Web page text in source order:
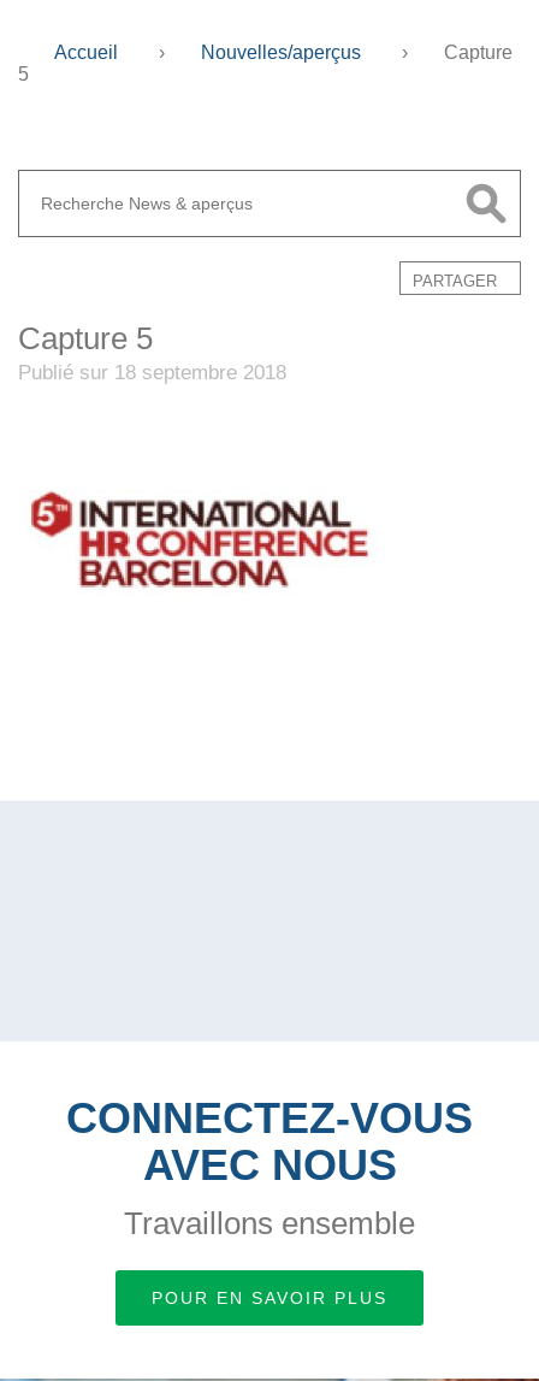
Accueil › Nouvelles/aperçus ›
Capture
5
PARTAGER
Capture 5
Publié sur 18 septembre 2018
CONNECTEZ-VOUS
AVEC NOUS
Travaillons ensemble
POUR EN SAVOIR PLUS